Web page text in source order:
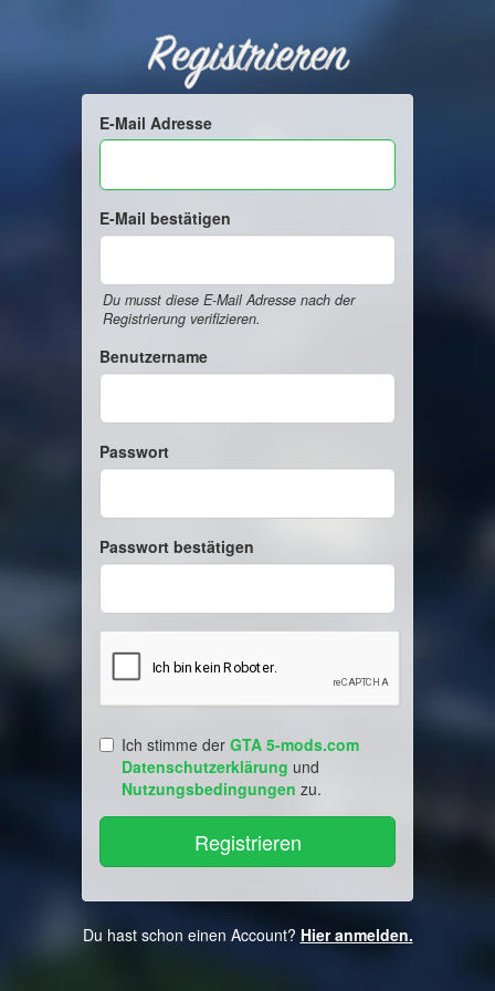
Registrieren
E-Mail Adresse
E-Mail bestätigen
Du musst diese E-Mail Adresse nach der
Registrierung verifizieren.
Benutzername
Passwort
Passwort bestätigen
Ich stimme der GTA 5-mods.com
Datenschutzerklärung und
Nutzungsbedingungen zu.
Du hast schon einen Account? Hier anmelden.